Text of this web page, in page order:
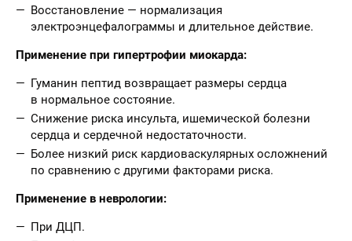
Восстановление — нормализация
электроэнцефалограммы и длительное действие.
Применение при гипертрофии миокарда:
Гуманин пептид возвращает размеры сердца
в нормальное состояние.
Снижение риска инсульта, ишемической болезни
сердца и сердечной недостаточности.
Более низкий риск кардиоваскулярных осложнений
по сравнению с другими факторами риска.
Применение в неврологии:
При ДЦП.